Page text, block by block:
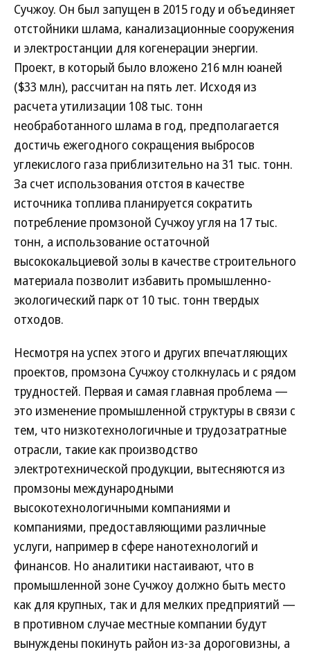
Сучжоу. Он был запущен в 2015 году и объединяет
отстойники шлама, канализационные сооружения
и электростанции для когенерации энергии.
Проект, в который было вложено 216 млн юаней
($33 млн), рассчитан на пять лет. Исходя из
расчета утилизации 108 тыс. тонн
необработанного шлама в год, предполагается
достичь ежегодного сокращения выбросов
углекислого газа приблизительно на 31 тыс. тонн.
За счет использования отстоя в качестве
источника топлива планируется сократить
потребление промзоной Сучжоу угля на 17 тыс.
тонн, а использование остаточной
высококальциевой золы в качестве строительного
материала позволит избавить промышленно-
экологический парк от 10 тыс. тонн твердых
отходов.
Несмотря на успех этого и других впечатляющих
проектов, промзона Сучжоу столкнулась и с рядом
трудностей. Первая и самая главная проблема —
это изменение промышленной структуры в связи с
тем, что низкотехнологичные и трудозатратные
отрасли, такие как производство
электротехнической продукции, вытесняются из
промзоны международными
высокотехнологичными компаниями и
компаниями, предоставляющими различные
услуги, например в сфере нанотехнологий и
финансов. Но аналитики настаивают, что в
промышленной зоне Сучжоу должно быть место
как для крупных, так и для мелких предприятий —
в противном случае местные компании будут
вынуждены покинуть район из-за дороговизны, а